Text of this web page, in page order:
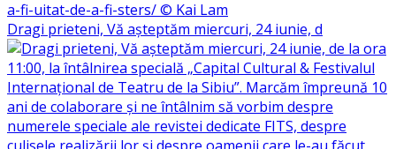
Dragi prieteni, Vă așteptăm miercuri, 24 iunie, d